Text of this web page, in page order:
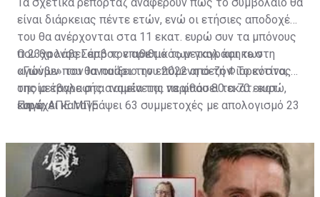
είναι διάρκειας πέντε ετών, ενώ οι ετήσιες αποδοχές
του θα ανέρχονται στα 11 εκατ. ευρώ συν τα μπόνους
που θα λάβει από τον αριθμό των γκολ και των
αγώνων που θα παίξει την επόμενη σεζόν. Το κόστος
της μεταγραφής αναμένεται να φθάσει τα 70 εκατ.
ευρώ.
Ο 23χρονος Σέρβος επιθετικός μεταγράφηκε στη
«Γιούβε» τον Ιανουάριο του 2022 από τη Φιορεντίνα, η
οποία έβαλε στα ταμεία της περίπου 80 εκατ. ευρώ,
και έχει καταγράψει 63 συμμετοχές με απολογισμό 23
Πηγή: ΑΠΕ ΜΠΕ